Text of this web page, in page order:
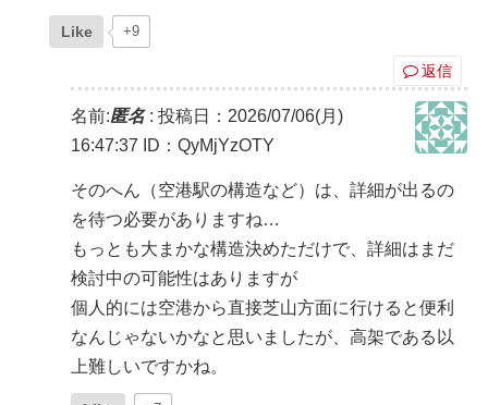
Like +9
返信
名前:匿名: 投稿日：2026/07/06(月)
16:47:37
ID：QyMjYzOTY
そのへん（空港駅の構造など）は、詳細が出るの
を待つ必要がありますね…
もっとも大まかな構造決めただけで、詳細はまだ
検討中の可能性はありますが
個人的には空港から直接芝山方面に行けると便利
なんじゃないかなと思いましたが、高架である以
上難しいですかね。